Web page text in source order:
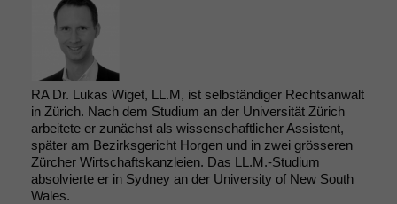
RA Dr. Lukas Wiget, LL.M, ist selbständiger Rechtsanwalt
in Zürich. Nach dem Studium an der Universität Zürich
arbeitete er zunächst als wissenschaftlicher Assistent,
später am Bezirksgericht Horgen und in zwei grösseren
Zürcher Wirtschaftskanzleien. Das LL.M.-Studium
absolvierte er in Sydney an der University of New South
Wales.